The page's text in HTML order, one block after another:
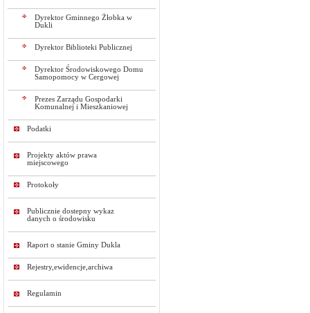
Dyrektor Gminnego Żłobka w
Dukli
Dyrektor Biblioteki Publicznej
Dyrektor Środowiskowego Domu
Samopomocy w Cergowej
Prezes Zarządu Gospodarki
Komunalnej i Mieszkaniowej
Podatki
Projekty aktów prawa
miejscowego
Protokoły
Publicznie dostepny wykaz
danych o środowisku
Raport o stanie Gminy Dukla
Rejestry,ewidencje,archiwa
Regulamin